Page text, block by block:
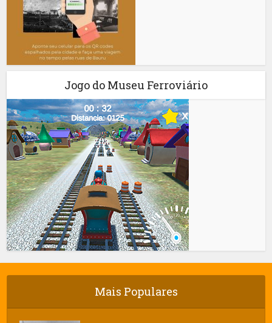
Jogo do Museu Ferroviário
Mais Populares